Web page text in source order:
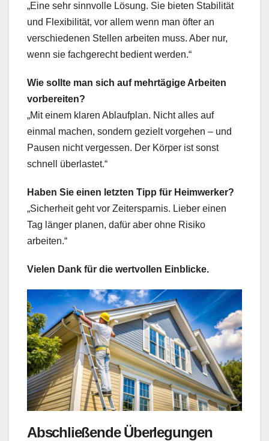
„Eine sehr sinnvolle Lösung. Sie bieten Stabilität
und Flexibilität, vor allem wenn man öfter an
verschiedenen Stellen arbeiten muss. Aber nur,
wenn sie fachgerecht bedient werden.“
Wie sollte man sich auf mehrtägige Arbeiten
vorbereiten?
„Mit einem klaren Ablaufplan. Nicht alles auf
einmal machen, sondern gezielt vorgehen – und
Pausen nicht vergessen. Der Körper ist sonst
schnell überlastet.“
Haben Sie einen letzten Tipp für Heimwerker?
„Sicherheit geht vor Zeitersparnis. Lieber einen
Tag länger planen, dafür aber ohne Risiko
arbeiten.“
Vielen Dank für die wertvollen Einblicke.
Abschließende Überlegungen